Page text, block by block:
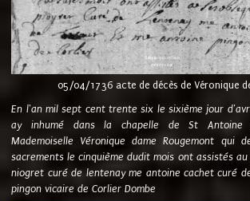
05/04/1736 acte de décès de Véronique de
En l'an mil sept cent trente six le sixième jour
ay inhumé dans la chapelle de St Antoine
Mademoiselle Véronique dame Rougemont qui
sacrements le cinquième dudit mois ont assistés
niogret curé de lentenay me antoine cachet curé
pingon vicaire de Corlier Dombe